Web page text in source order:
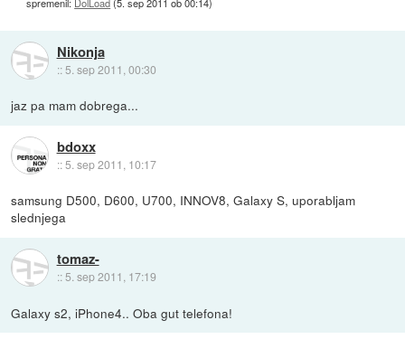
Nikonja
:: 5. sep 2011, 00:30
jaz pa mam dobrega...
bdoxx
::5. sep 2011, 10:17
samsung D500, D600, U700, INNOV8, Galaxy S, uporabljam
slednjega
tomaz-
:: 5. sep 2011, 17:19
Galaxy s2, iPhone4.. Oba gut telefona!